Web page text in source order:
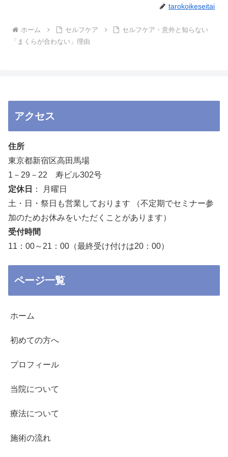
tarokoikeseitai
ホーム セルフケア
セルフケア・意外と知らない
「まくらが合わない」理由
アクセス
住所
東京都新宿区高田馬場
1－29－22 寿ビル302号
定休日
： 月曜日
土・日・祭日も営業しております （不定期でセミナー参
加のためお休みをいただくことがあります）
受付時間
11：00～21：00（最終受け付けは20：00）
ページ一覧
ホーム
初めての方へ
プロフィール
当院について
療法について
施術の流れ